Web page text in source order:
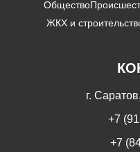
Общество
ЖКХ и
г.
+7
+7